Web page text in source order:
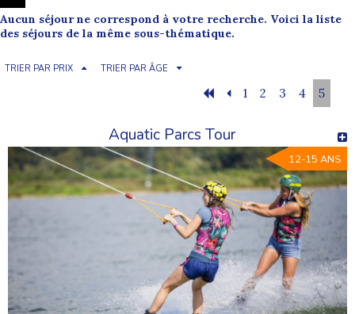
Aucun séjour ne correspond à votre recherche. Voici la liste
des séjours de la même sous-thématique.
TRIER PAR PRIX TRIER PAR ÂGE
1 2 3 4 5
Aquatic Parcs Tour
12-15 ANS